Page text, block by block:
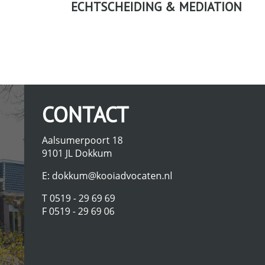
ECHTSCHEIDING & MEDIATION
CONTACT
Aalsumerpoort 18
9101 JL Dokkum
E: dokkum@kooiadvocaten.nl
T 0519 - 29 69 69
F 0519 - 29 69 06